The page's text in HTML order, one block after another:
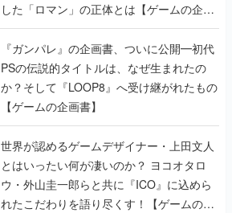
した「ロマン」の正体とは【ゲームの企画
書】
『ガンパレ』の企画書、ついに公開━初代
PSの伝説的タイトルは、なぜ生まれたの
か？そして『LOOP8』へ受け継がれたもの
【ゲームの企画書】
世界が認めるゲームデザイナー・上田文人
とはいったい何が凄いのか？ ヨコオタロ
ウ・外山圭一郎らと共に『ICO』に込めら
れたこだわりを語り尽くす！【ゲームの企